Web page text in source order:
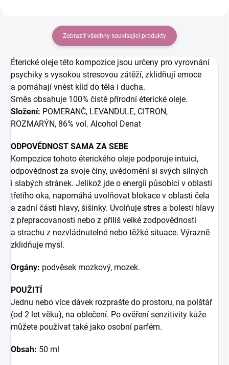
Zobrazit všechny související produkty
Éterické oleje této kompozice jsou určeny pro vyrovnání
psychiky s vysokou stresovou zátěží, zklidňují emoce
a pomáhají vnést klid do těla i ducha.
Směs obsahuje 100% čistě přírodní éterické oleje.
Složení: POMERANČ, LEVANDULE, CITRON,
ROZMARÝN, 86% vol. Alcohol Denat
ODPOVĚDNOST SAMA ZA SEBE
Kompozice tohoto éterického oleje podporuje intuici,
odpovědnost za svoje činy, uvědomění si svých silných
i slabých stránek. Jelikož jde o energii působící v oblasti
třetího oka, napomáhá uvolňovat blokace v oblasti čela
a zadní části hlavy, šišinky. Uvolňuje stres a bolesti hlavy
z přepracovanosti nebo z příliš velké zodpovědnosti
a strachu z nezvládnutelné nebo těžké situace. Výrazně
zklidňuje mysl.
Orgány: podvěsek mozkový, mozek.
POUŽITÍ
Jednu nebo více dávek rozprašte do prostoru, na polštář
(od 2 let věku), na oblečení. Po ověření senzitivity kůže
můžete používat také jako osobní parfém.
Obsah: 50 ml